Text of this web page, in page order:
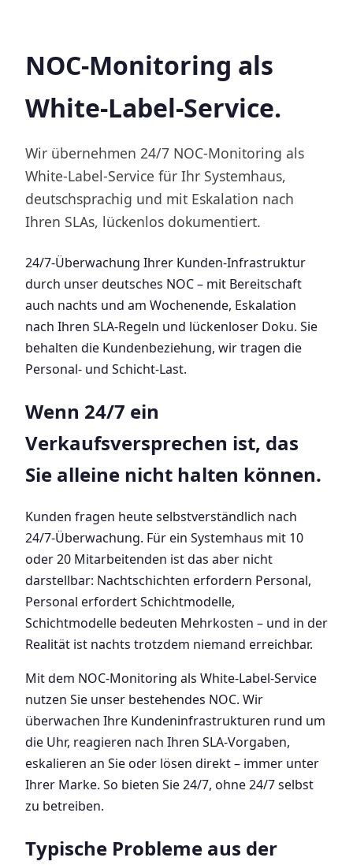
NOC-Monitoring als
White-Label-Service.
Wir übernehmen 24/7 NOC-Monitoring als
White-Label-Service für Ihr Systemhaus,
deutschsprachig und mit Eskalation nach
Ihren SLAs, lückenlos dokumentiert.
24/7-Überwachung Ihrer Kunden-Infrastruktur
durch unser deutsches NOC – mit Bereitschaft
auch nachts und am Wochenende, Eskalation
nach Ihren SLA-Regeln und lückenloser Doku. Sie
behalten die Kundenbeziehung, wir tragen die
Personal- und Schicht-Last.
Wenn 24/7 ein
Verkaufsversprechen ist, das
Sie alleine nicht halten können.
Kunden fragen heute selbstverständlich nach
24/7-Überwachung. Für ein Systemhaus mit 10
oder 20 Mitarbeitenden ist das aber nicht
darstellbar: Nachtschichten erfordern Personal,
Personal erfordert Schichtmodelle,
Schichtmodelle bedeuten Mehrkosten – und in der
Realität ist nachts trotzdem niemand erreichbar.
Mit dem NOC-Monitoring als White-Label-Service
nutzen Sie unser bestehendes NOC. Wir
überwachen Ihre Kundeninfrastrukturen rund um
die Uhr, reagieren nach Ihren SLA-Vorgaben,
eskalieren an Sie oder lösen direkt – immer unter
Ihrer Marke. So bieten Sie 24/7, ohne 24/7 selbst
zu betreiben.
Typische Probleme aus der